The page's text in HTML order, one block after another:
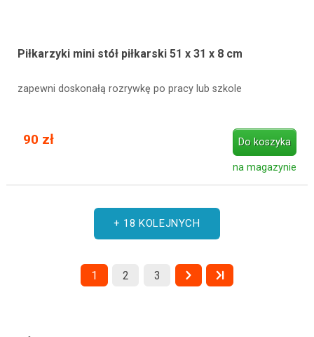
Piłkarzyki mini stół piłkarski 51 x 31 x 8 cm
zapewni doskonałą rozrywkę po pracy lub szkole
90 zł Do koszyka
na magazynie
+ 18 KOLEJNYCH
1 2 3